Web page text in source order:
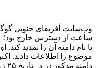
وب‌سایت آفریقای جنوبی
ساعت از دسترس خارج بود؛
تا نام دامنه آن را تمدید کند.
موضوع را اطلاعات دادند.